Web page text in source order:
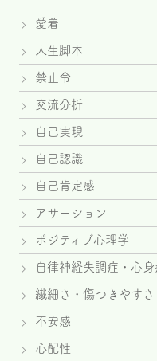
愛着
人生脚本
禁止令
交流分析
自己実現
自己認識
自己肯定感
アサーション
ポジティブ心理学
自律神経失調症・心身
繊細さ・傷つきやすさ
不安感
心配性